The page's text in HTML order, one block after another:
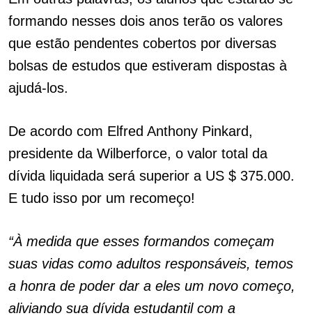
formando nesses dois anos terão os valores
que estão pendentes cobertos por diversas
bolsas de estudos que estiveram dispostas à
ajudá-los.
De acordo com Elfred Anthony Pinkard,
presidente da Wilberforce, o valor total da
dívida liquidada será superior a US $ 375.000.
E tudo isso por um recomeço!
“À medida que esses formandos começam
suas vidas como adultos responsáveis, temos
a honra de poder dar a eles um novo começo,
aliviando sua dívida estudantil com a